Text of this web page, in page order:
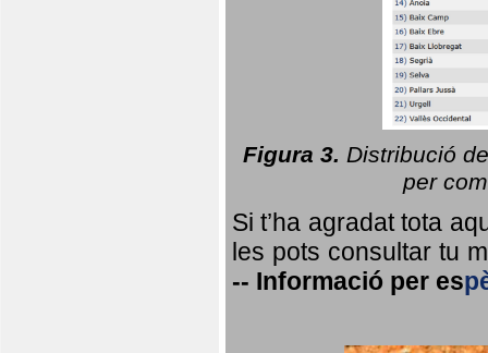
Figura 3. Distribució
per
Si t’ha agradat tota
les pots consultar tu
-- Informació per es